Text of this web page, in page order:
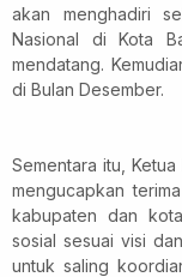
akan menghadiri
Nasional di Kota
mendatang.
di Bulan Desember.
Sementara itu,
mengucapkan
kabupaten dan
sosial sesuai visi
untuk saling